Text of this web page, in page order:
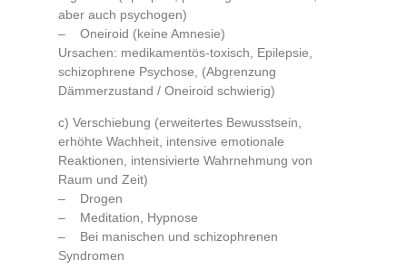
aber auch psychogen)
– Oneiroid (keine Amnesie)
Ursachen: medikamentös-toxisch, Epilepsie,
schizophrene Psychose, (Abgrenzung
Dämmerzustand / Oneiroid schwierig)
c) Verschiebung (erweitertes Bewusstsein,
erhöhte Wachheit, intensive emotionale
Reaktionen, intensivierte Wahrnehmung von
Raum und Zeit)
– Drogen
– Meditation, Hypnose
– Bei manischen und schizophrenen
Syndromen